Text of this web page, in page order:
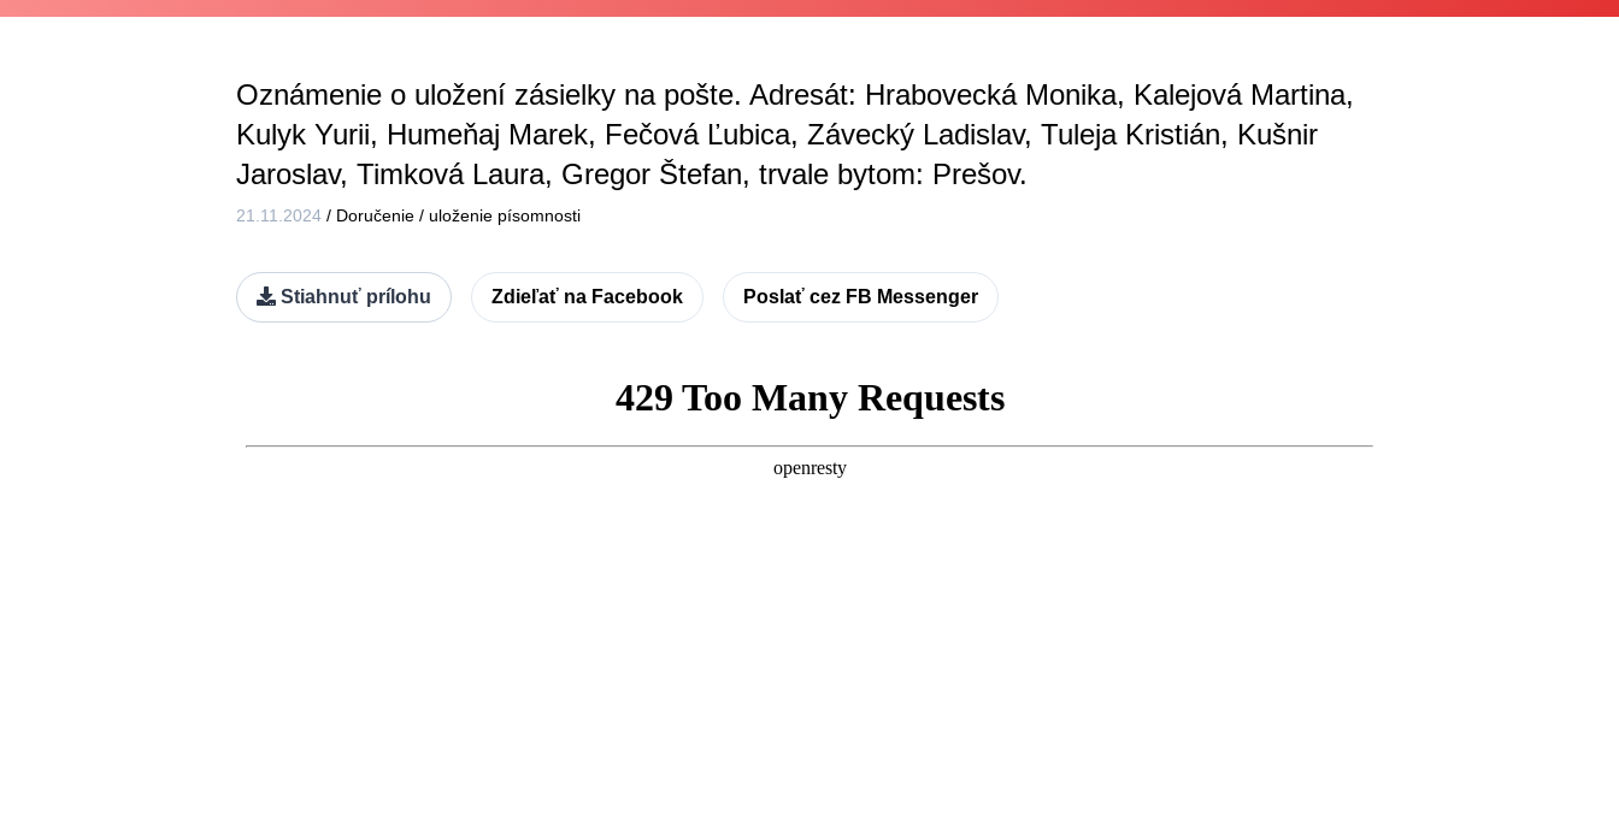
Oznámenie o uložení zásielky na pošte. Adresát: Hrabovecká Monika, Kalejová Martina,
Kulyk Yurii, Humeňaj Marek, Fečová Ľubica, Závecký Ladislav, Tuleja Kristián, Kušnir
Jaroslav, Timková Laura, Gregor Štefan, trvale bytom: Prešov.
21.11.2024 / Doručenie / uloženie písomnosti
Stiahnuť prílohu Zdieľať na Facebook Poslať cez FB Messenger